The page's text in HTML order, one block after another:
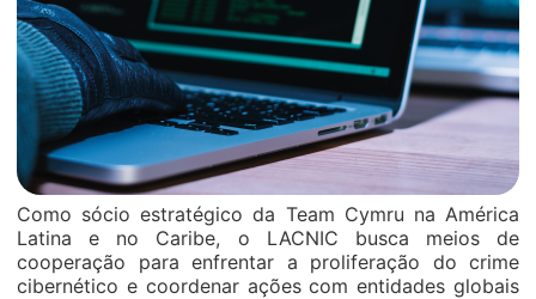
Como sócio estratégico da Team Cymru na América
Latina e no Caribe, o LACNIC busca meios de
cooperação para enfrentar a proliferação do crime
cibernético e coordenar ações com entidades globais